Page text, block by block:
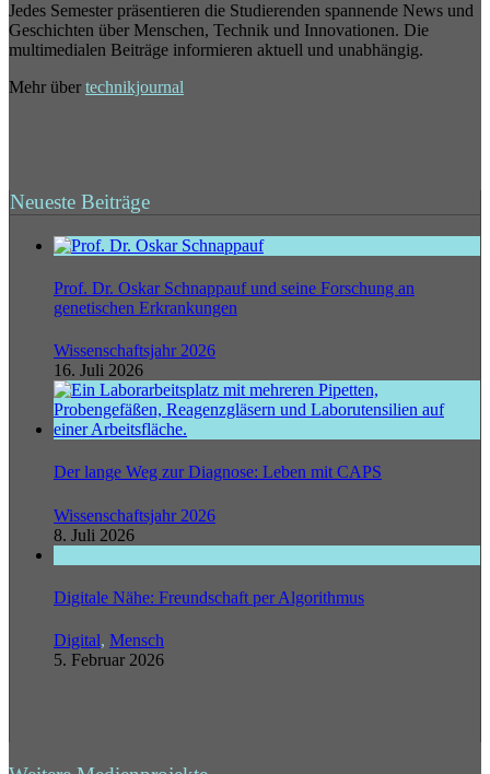
Jedes Semester präsentieren die Studierenden spannende News und
Geschichten über Menschen, Technik und Innovationen. Die
multimedialen Beiträge informieren aktuell und unabhängig.
Mehr über technikjournal
Neueste Beiträge
Prof. Dr. Oskar Schnappauf und seine Forschung an
genetischen Erkrankungen
Wissenschaftsjahr 2026
16. Juli 2026
Der lange Weg zur Diagnose: Leben mit CAPS
Wissenschaftsjahr 2026
8. Juli 2026
Digitale Nähe: Freundschaft per Algorithmus
Digital, Mensch
5. Februar 2026